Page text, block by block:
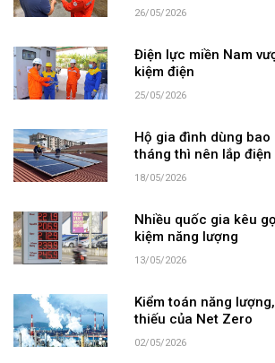
26/05/2026
Điện lực miền Nam
kiệm điện
25/05/2026
Hộ gia đình dùng bao
tháng thì nên lắp
18/05/2026
Nhiều quốc gia kêu
kiệm năng lượng
13/05/2026
Kiểm toán năng
thiếu của Net Zero
02/05/2026